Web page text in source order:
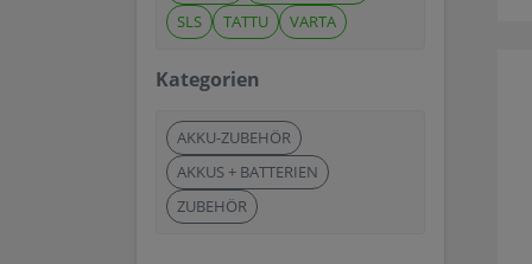
SLS
TATTU VARTA
Kategorien
AKKU-ZUBEHÖR
AKKUS + BATTERIEN
ZUBEHÖR